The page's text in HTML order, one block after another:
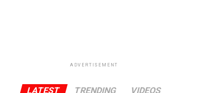
ADVERTISEMENT
LATEST TRENDING VIDEOS